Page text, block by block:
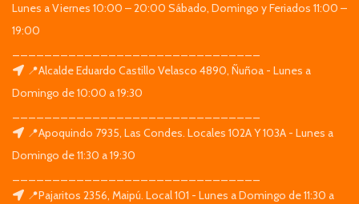
Lunes a Viernes 10:00 – 20:00 Sábado, Domingo y Feriados 11:00 –
19:00
📍Alcalde Eduardo Castillo Velasco 4890, Ñuñoa - Lunes a
Domingo de 10:00 a 19:30
📍Apoquindo 7935, Las Condes. Locales 102A Y 103A - Lunes a
Domingo de 11:30 a 19:30
📍Pajaritos 2356, Maipú. Local 101 - Lunes a Domingo de 11:30 a